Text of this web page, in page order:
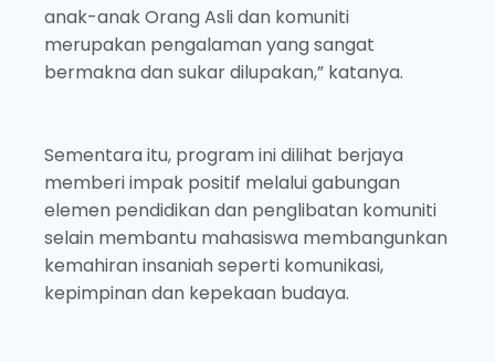
anak-anak Orang Asli dan komuniti
merupakan pengalaman yang sangat
bermakna dan sukar dilupakan,” katanya.
Sementara itu, program ini dilihat berjaya
memberi impak positif melalui gabungan
elemen pendidikan dan penglibatan komuniti
selain membantu mahasiswa membangunkan
kemahiran insaniah seperti komunikasi,
kepimpinan dan kepekaan budaya.